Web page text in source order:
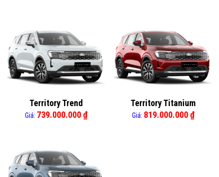
Territory Trend
Giá: 739.000.000₫
Territory Titanium
Giá: 819.000.000₫